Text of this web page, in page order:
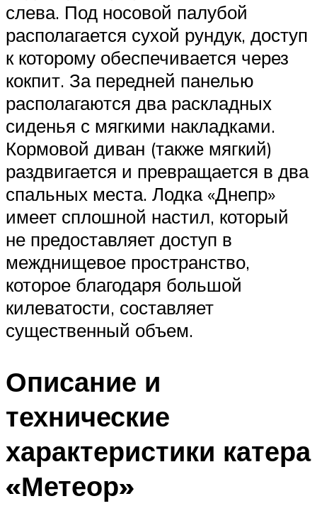
слева. Под носовой палубой
располагается сухой рундук, доступ
к которому обеспечивается через
кокпит. За передней панелью
располагаются два раскладных
сиденья с мягкими накладками.
Кормовой диван (также мягкий)
раздвигается и превращается в два
спальных места. Лодка «Днепр»
имеет сплошной настил, который
не предоставляет доступ в
межднищевое пространство,
которое благодаря большой
килеватости, составляет
существенный объем.
Описание и
технические
характеристики катера
«Метеор»